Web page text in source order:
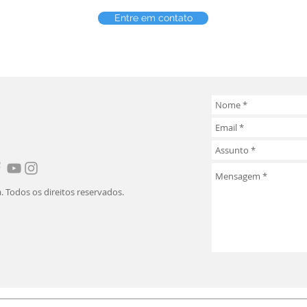
Entre em contato
Todos os direitos reservados.